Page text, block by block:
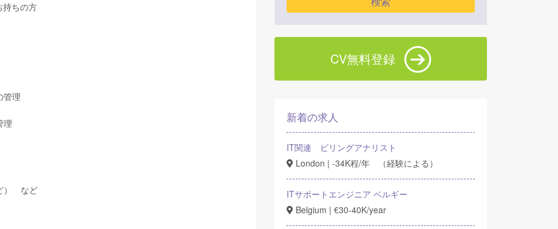
ちの方
管理
理
） など
CV無料登録
新着の求人
IT関連 ビリングアナリスト
London | -34K程/年 （経験による）
ITサポートエンジニア ベルギー
Belgium | €30-40K/year